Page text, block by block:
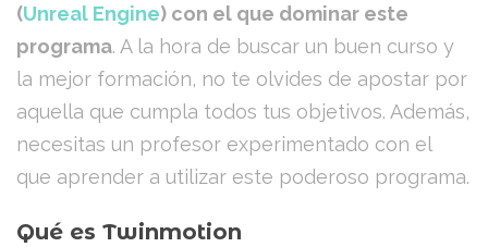
(Unreal Engine) con el que dominar este
programa. A la hora de buscar un buen curso y
la mejor formación, no te olvides de apostar por
aquella que cumpla todos tus objetivos. Además,
necesitas un profesor experimentado con el
que aprender a utilizar este poderoso programa.
Qué es Twinmotion